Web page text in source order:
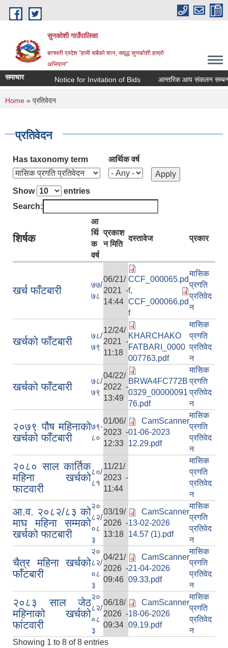
Skip to main content
सुनकोशी गाउँपालिका
बागमती प्रदेश "हामी सबैको शान, समृद्ध सुनकोशी हाम्रो
अभियान"
समाचार Notice for Invitation of Bids आन्तरिक आय संकलन सम्बन्धी
You are here
Home » प्रतिवेदन
प्रतिवेदन
Has taxonomy term आर्थिक वर्ष
Show
entries
Search:
शिर्षक
आ
र्थि
क
वर्ष
प्रकाश
न मिति
दस्तावेज प्रकार
खर्च फाँटबारी
७७/
७८
06/21/
2021 -
14:44
CCF_000065.pd
f,
CCF_000066.pd
f
मासिक
प्रगति
प्रतिवेद
न
खर्चको फाँटबारी
७८/
७९
12/24/
2021 -
11:18
KHARCHAKO
FATBARI_0000
007763.pdf
मासिक
प्रगति
प्रतिवेद
न
खर्चको फाँटबारी
७८/
७९
04/22/
2022 -
13:49
BRWA4FC772B
0329_00000091
76.pdf
मासिक
प्रगति
प्रतिवेद
न
२०७९ पौष महिनाको
खर्चको फाँटबारी
७९-
८०
01/06/
2023 -
12:33
CamScanner
01-06-2023
12.29.pdf
मासिक
प्रगति
प्रतिवेद
न
२०८० साल कार्तिक
महिना खर्चको
फाटवारी
८०/
८१
11/21/
2023 -
11:44
मासिक
प्रगति
प्रतिवेद
न
आ.व. २०८२/८३ को
माघ महिना सम्मको
खर्चको फाटबारी
२०
८२/
०८
३
03/19/
2026 -
13:18
CamScanner
13-02-2026
14.57 (1).pdf
मासिक
प्रगति
प्रतिवेद
न
चैत्र महिना खर्चको
फाँटबारी
२०
८२/
०८
३
04/21/
2026 -
09:46
CamScanner
21-04-2026
09.33.pdf
मासिक
प्रगति
प्रतिवेद
न
२०८३ साल जेठ
महिनाको खर्चको
फांटवारी
२०
८२/
०८
३
06/18/
2026 -
09:34
CamScanner
18-06-2026
09.19.pdf
मासिक
प्रगति
प्रतिवेद
न
Showing 1 to 8 of 8 entries